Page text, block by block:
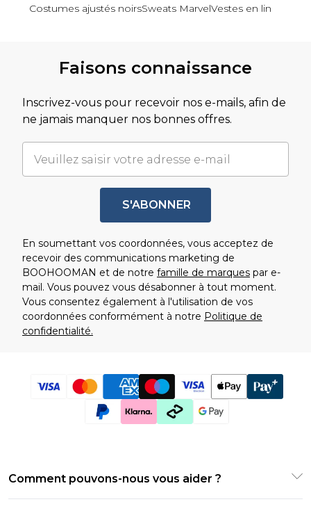
Costumes ajustés noirsSweats MarvelVestes en lin
Faisons connaissance
Inscrivez-vous pour recevoir nos e-mails, afin de
ne jamais manquer nos bonnes offres.
S'ABONNER
En soumettant vos coordonnées, vous acceptez de
recevoir des communications marketing de
BOOHOOMAN et de notre famille de marques par e-
mail. Vous pouvez vous désabonner à tout moment.
Vous consentez également à l'utilisation de vos
coordonnées conformément à notre Politique de
confidentialité.
Comment pouvons-nous vous aider ?